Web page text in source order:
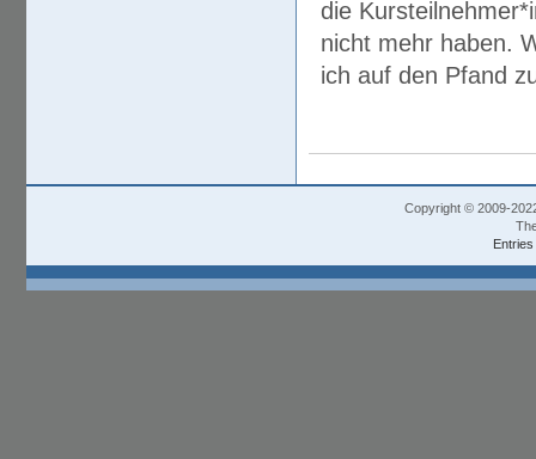
die
nicht mehr haben.
ich auf den Pfand
Copyright © 2009-